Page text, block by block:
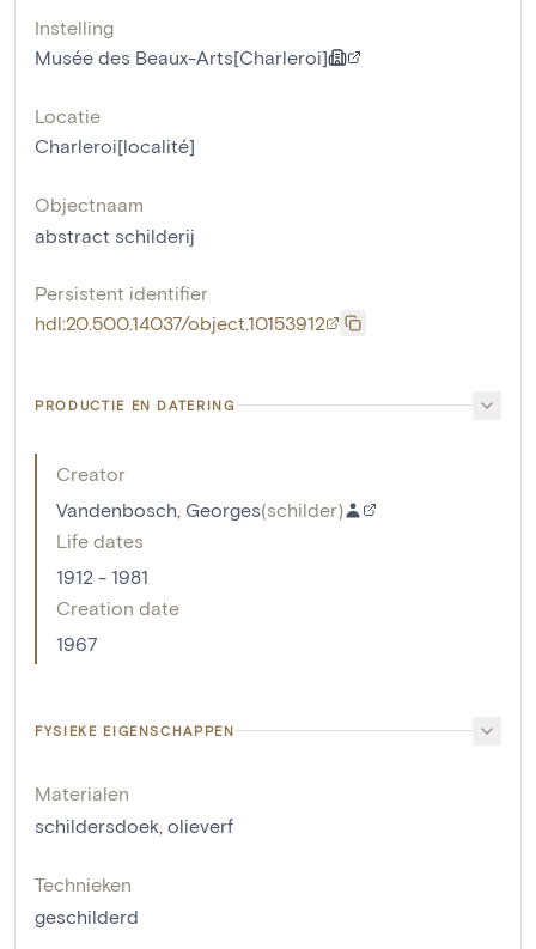
Instelling
Musée des Beaux-Arts[Charleroi]
Locatie
Charleroi[localité]
Objectnaam
abstract schilderij
Persistent identifier
hdl:20.500.14037/object.10153912
PRODUCTIE EN DATERING
Creator
Vandenbosch, Georges(schilder)
Life dates
1912 - 1981
Creation date
1967
FYSIEKE EIGENSCHAPPEN
Materialen
schildersdoek, olieverf
Technieken
geschilderd